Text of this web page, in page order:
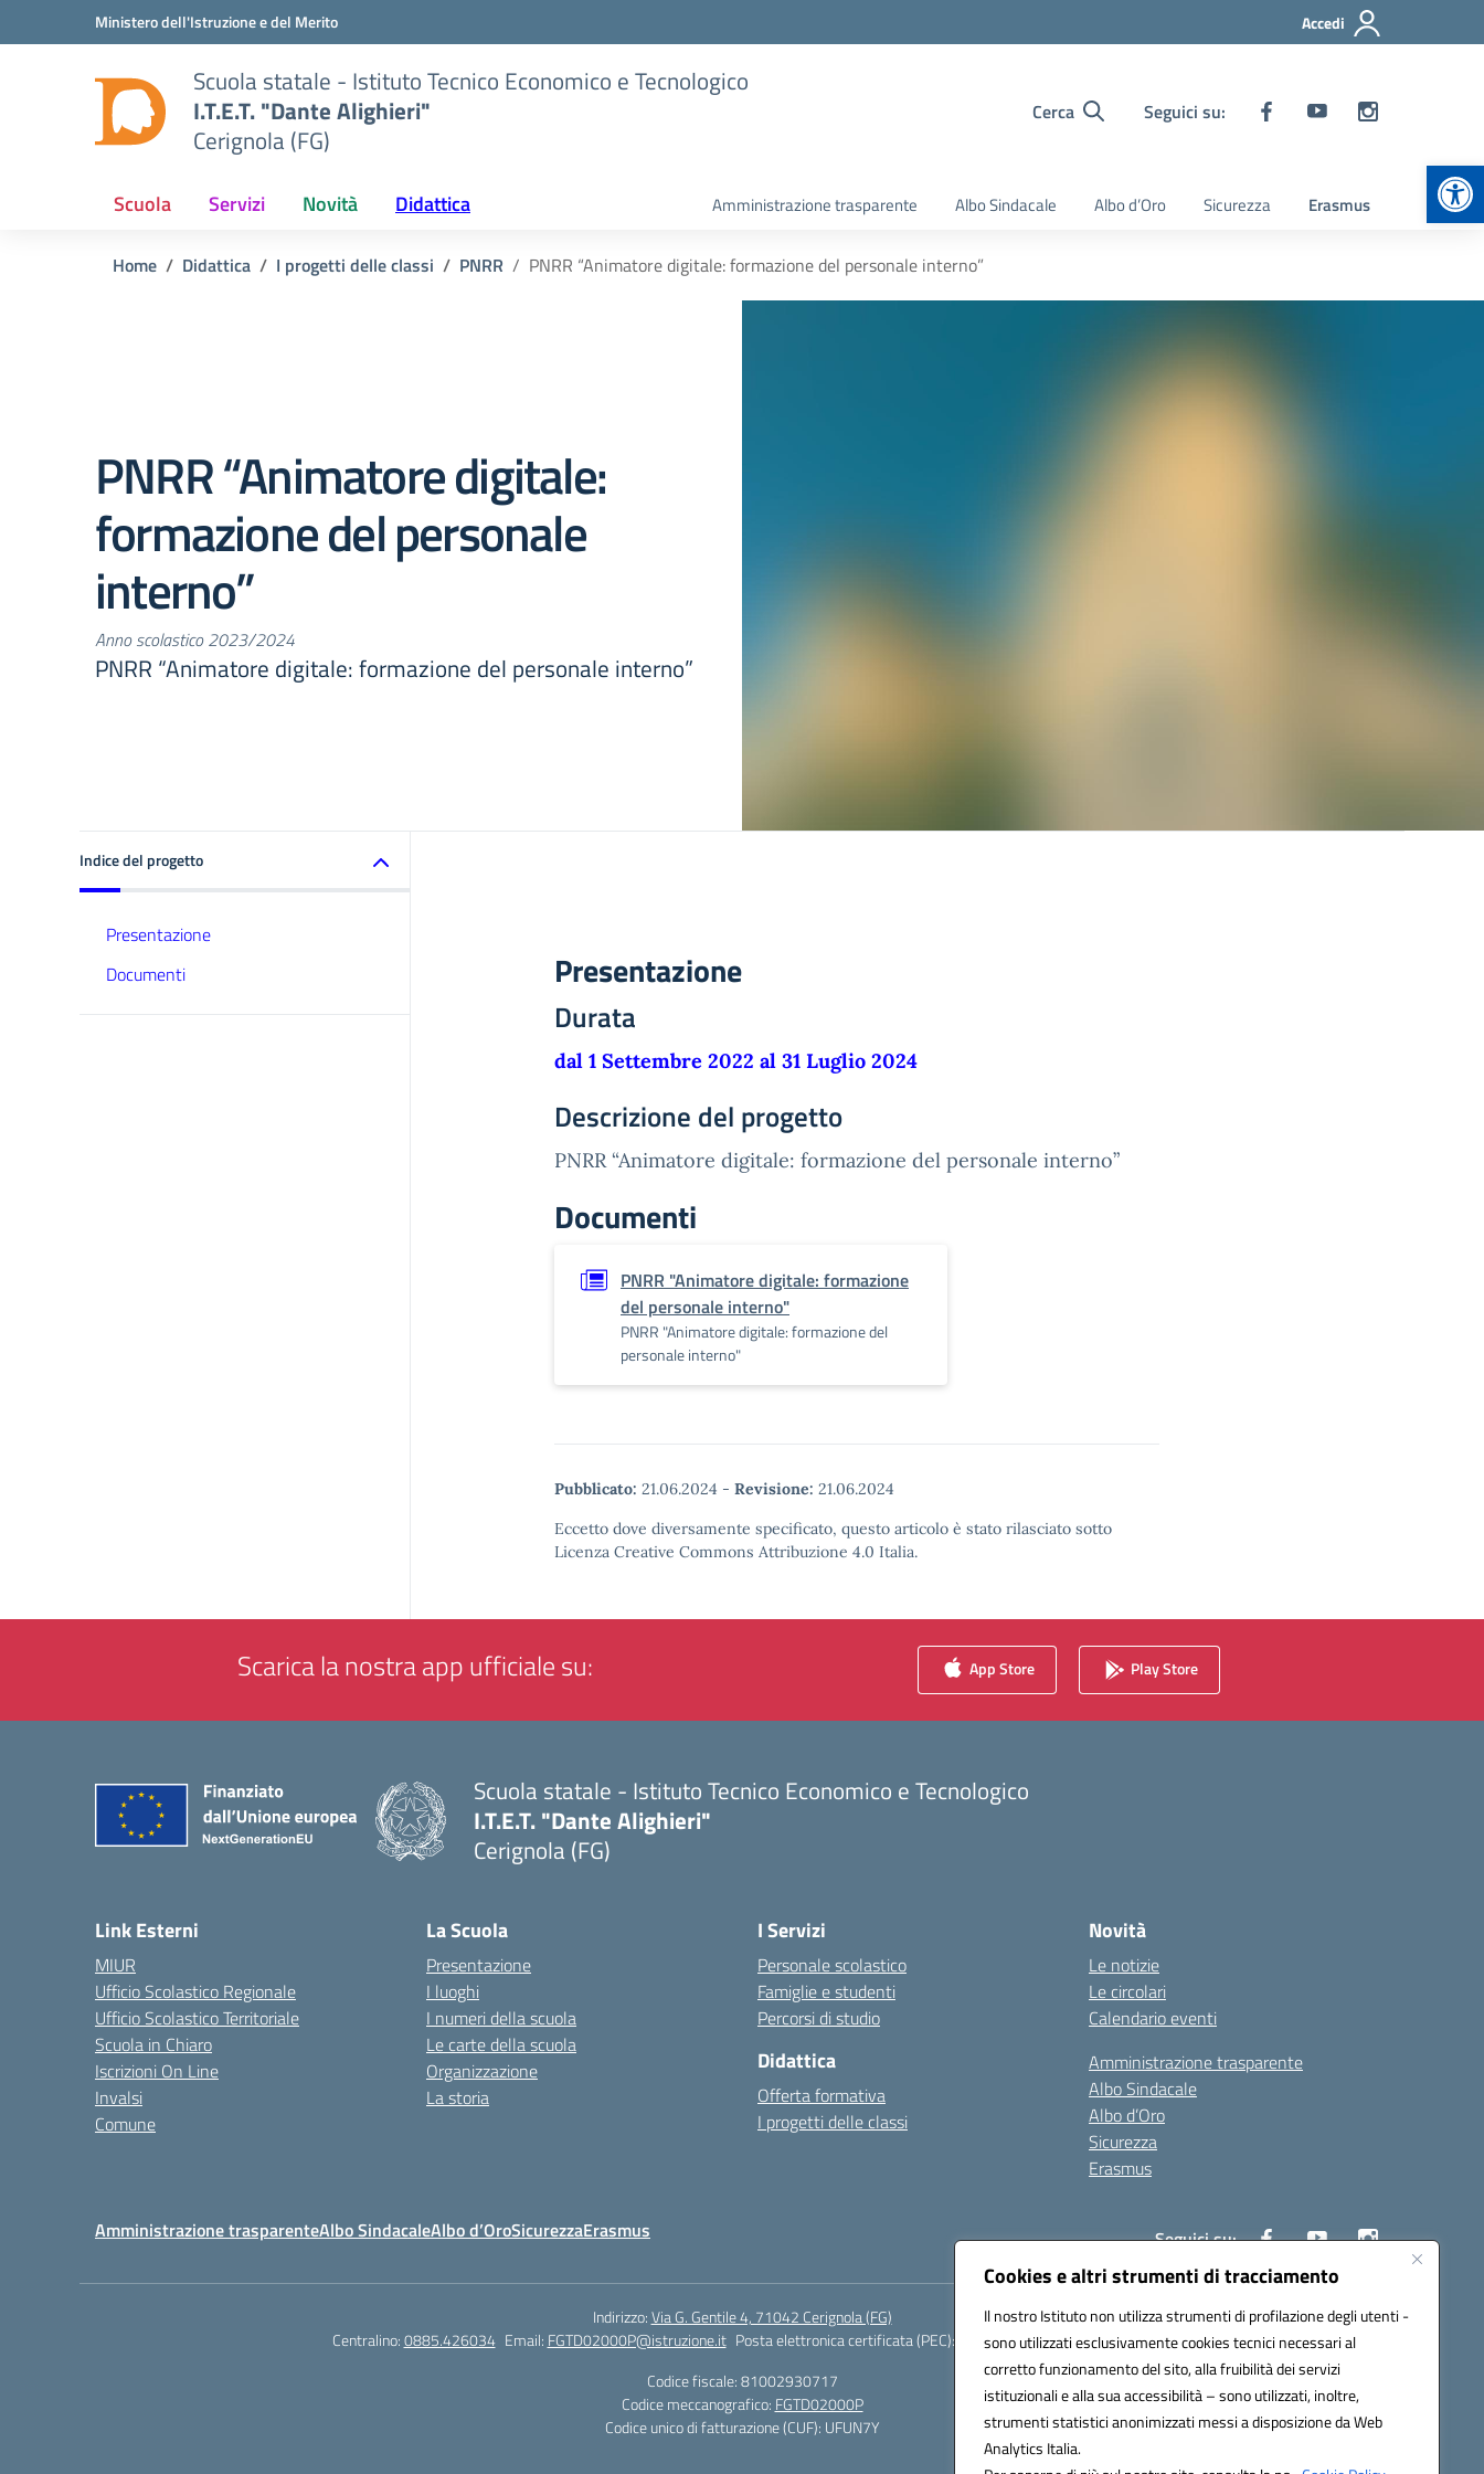
Cookies e altri strumenti di tracciamento
Il nostro Istituto non utilizza strumenti di profilazione degli utenti -
sono utilizzati esclusivamente cookies tecnici necessari al
corretto funzionamento del sito, alla fruibilità dei servizi
istituzionali e alla sua accessibilità – sono utilizzati, inoltre,
strumenti statistici anonimizzati messi a disposizione da Web
Analytics Italia.
Vai ai contenuti
Vai al menu di navigazioneMinistero dell'Istruzione e del Merito Accedi
Scuola statale - Istituto Tecnico Economico e Tecnologico
I.T.E.T. "Dante Alighieri"
Cerignola (FG)
Cerca Seguici su:
Scuola Servizi Novità Didattica Amministrazione trasparente Albo Sindacale Albo d’Oro Sicurezza Erasmus
Home Didattica I progetti delle classi PNRR PNRR “Animatore digitale: formazione del personale interno”
PNRR “Animatore digitale:
formazione del personale
interno”
Anno scolastico 2023/2024
PNRR “Animatore digitale: formazione del personale interno”
Indice del progetto
Presentazione
Documenti
Presentazione
Durata
dal 1 Settembre 2022 al 31 Luglio 2024
Descrizione del progetto
PNRR “Animatore digitale: formazione del personale interno”
Documenti
PNRR "Animatore digitale: formazione
del personale interno"
PNRR "Animatore digitale: formazione del
personale interno"
Pubblicato: 21.06.2024 - Revisione: 21.06.2024
Eccetto dove diversamente specificato, questo articolo è stato rilasciato sotto
Licenza Creative Commons Attribuzione 4.0 Italia.
Scarica la nostra app ufficiale su: App Store Play Store
Scuola statale - Istituto Tecnico Economico e Tecnologico
I.T.E.T. "Dante Alighieri"
Cerignola (FG)
Link Esterni
MIUR
Ufficio Scolastico Regionale
Ufficio Scolastico Territoriale
Scuola in Chiaro
Iscrizioni On Line
Invalsi
Comune
La Scuola
Presentazione
I luoghi
I numeri della scuola
Le carte della scuola
Organizzazione
La storia
I Servizi
Personale scolastico
Famiglie e studenti
Percorsi di studio
Didattica
Offerta formativa
I progetti delle classi
Novità
Le notizie
Le circolari
Calendario eventi
Amministrazione trasparente
Albo Sindacale
Albo d’Oro
Sicurezza
Erasmus
Amministrazione trasparenteAlbo SindacaleAlbo d’OroSicurezzaErasmus Seguici su:
Indirizzo:Via G. Gentile 4, 71042 Cerignola (FG)
Centralino:0885.426034 Email: FGTD02000P@istruzione.it Posta elettronica certificata (PEC):
fgtd02000p@pec.istruzione.it
Codice fiscale: 81002930717
Codice meccanografico: FGTD02000P
Codice unico di fatturazione (CUF): UFUN7Y